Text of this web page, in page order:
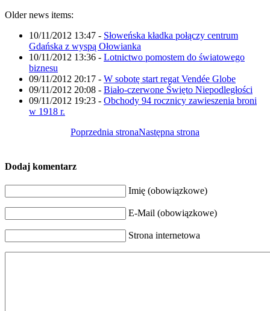
Older news items:
10/11/2012 13:47 - Słoweńska kładka połączy centrum
Gdańska z wyspą Ołowianka
10/11/2012 13:36 - Lotnictwo pomostem do światowego
biznesu
09/11/2012 20:17 - W sobotę start regat Vendée Globe
09/11/2012 20:08 - Biało-czerwone Święto Niepodległości
09/11/2012 19:23 - Obchody 94 rocznicy zawieszenia broni
w 1918 r.
Poprzednia stronaNastępna strona
Dodaj komentarz
Imię (obowiązkowe)
E-Mail (obowiązkowe)
Strona internetowa